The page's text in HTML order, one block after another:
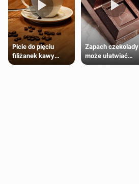
Picie do pięciu
filiżanek kawy
dziennie jest
Zapach czekolady
może ułatwiać
trening siłowy